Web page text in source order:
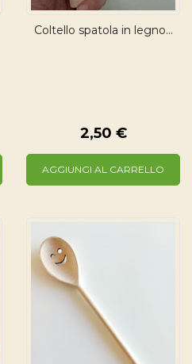
Coltello spatola in legno...
2,50 €
AGGIUNGI AL CARRELLO